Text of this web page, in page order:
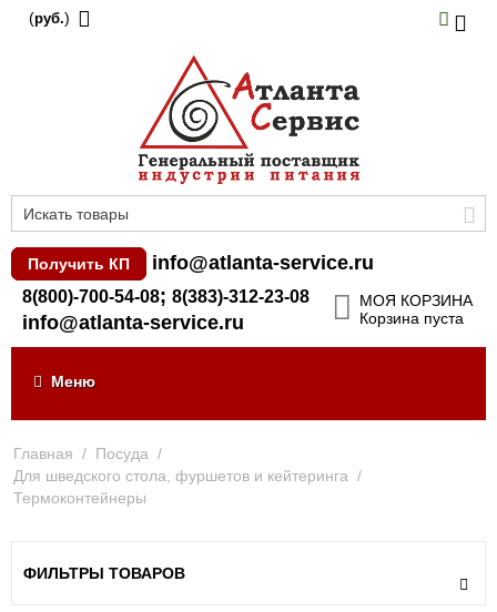
(руб.)
Получить КП info@atlanta-service.ru
8(800)-700-54-08; 8(383)-312-23-08
info@atlanta-service.ru
МОЯ КОРЗИНА
Корзина пуста
Меню
Главная / Посуда /
Для шведского стола, фуршетов и кейтеринга /
Термоконтейнеры
ФИЛЬТРЫ ТОВАРОВ